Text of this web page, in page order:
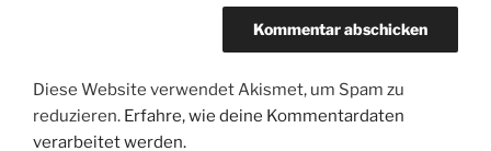
Diese Website verwendet Akismet, um Spam zu
reduzieren. Erfahre, wie deine Kommentardaten
verarbeitet werden.